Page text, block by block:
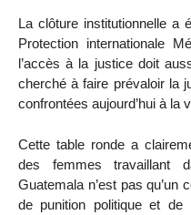
La clôture institutionnelle a
Protection internationale
l’accès à la justice doit
cherché à faire prévaloir la
confrontées aujourd’hui à la
Cette table ronde a
des femmes travaillant
Guatemala n’est pas qu’un
de punition politique et